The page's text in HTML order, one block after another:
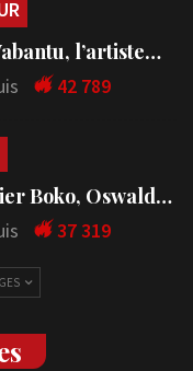
l’artiste…
42 789
Boko, Oswald…
37 319